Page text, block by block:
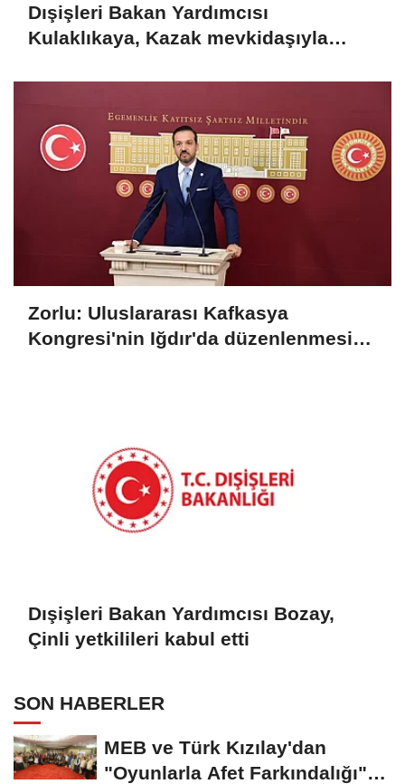
Dışişleri Bakan Yardımcısı
Kulaklıkaya, Kazak mevkidaşıyla
Zorlu: Uluslararası Kafkasya
Kongresi'nin Iğdır'da düzenlenmesi
Dışişleri Bakan Yardımcısı Bozay,
Çinli yetkilileri kabul etti
SON HABERLER
MEB ve Türk Kızılay'dan
"Oyunlarla Afet Farkındalığı"